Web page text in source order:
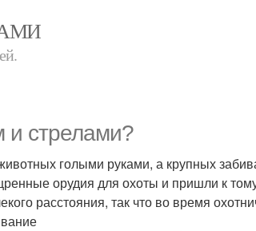
и стрелами?
голыми руками, а крупных
орудия для охоты и пришли к
расстояния, так что во время